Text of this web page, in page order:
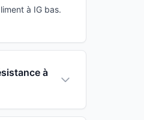
à IG bas.
à